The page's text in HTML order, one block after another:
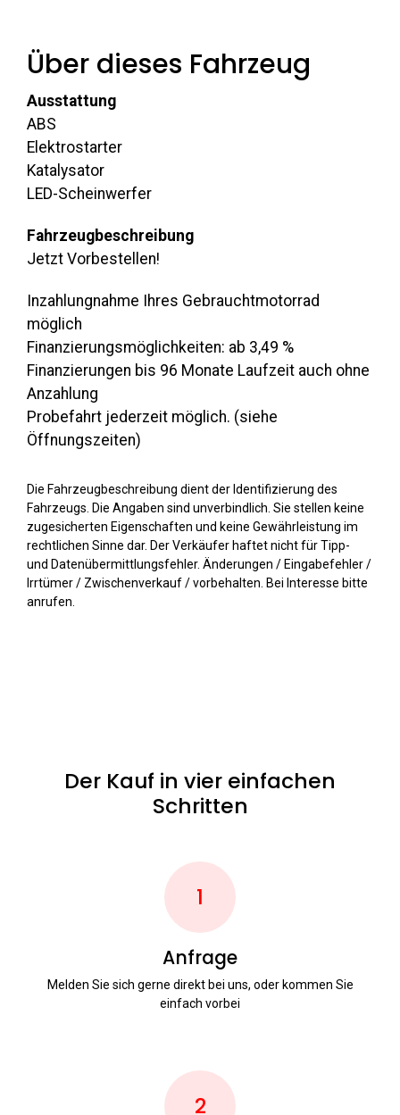
Über dieses Fahrzeug
Ausstattung
ABS
Elektrostarter
Katalysator
LED-Scheinwerfer
Fahrzeugbeschreibung
Jetzt Vorbestellen!
Inzahlungnahme Ihres Gebrauchtmotorrad
möglich
Finanzierungsmöglichkeiten: ab 3,49 %
Finanzierungen bis 96 Monate Laufzeit auch ohne
Anzahlung
Probefahrt jederzeit möglich. (siehe
Öffnungszeiten)
Die Fahrzeugbeschreibung dient der Identifizierung des
Fahrzeugs. Die Angaben sind unverbindlich. Sie stellen keine
zugesicherten Eigenschaften und keine Gewährleistung im
rechtlichen Sinne dar. Der Verkäufer haftet nicht für Tipp-
und Datenübermittlungsfehler. Änderungen / Eingabefehler /
Irrtümer / Zwischenverkauf / vorbehalten. Bei Interesse bitte
anrufen.
Der Kauf in vier einfachen
Schritten
1
Anfrage
Melden Sie sich gerne direkt bei uns, oder kommen Sie
einfach vorbei
2